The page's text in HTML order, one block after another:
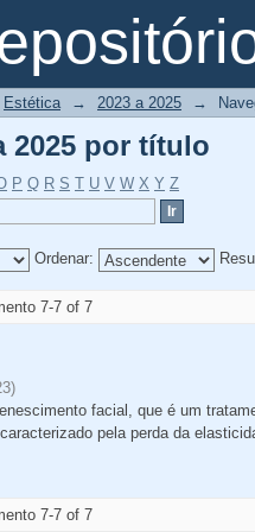
2025 por título
Estética → 2023 a 2025 →
2025 por título
P Q R S T U V W X Y Z
Ordenar:
7-7 of 7
)
facial, que é um
pela perda da
7-7 of 7